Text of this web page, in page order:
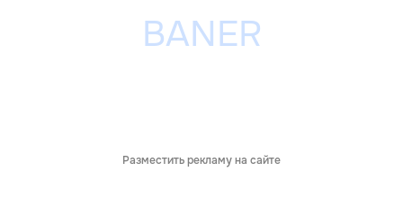
Разместить рекламу на сайте